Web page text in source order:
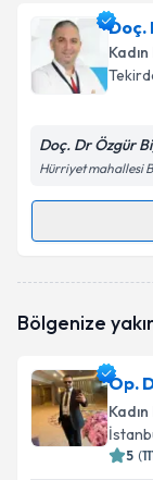
Doç.
Doç. Dr Özgür
Hürriyet mahallesi
oluşturun.
E-posta
Bölgenize
Op.
5 (